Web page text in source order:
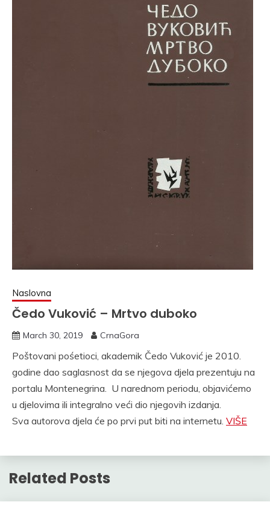
Naslovna
Čedo Vuković – Mrtvo duboko
March 30, 2019 CrnaGora
Poštovani pośetioci, akademik Čedo Vuković je 2010.
godine dao saglasnost da se njegova djela prezentuju na
portalu Montenegrina. U narednom periodu, objavićemo
u djelovima ili integralno veći dio njegovih izdanja.
Sva autorova djela će po prvi put biti na internetu. VIŠE
Related Posts